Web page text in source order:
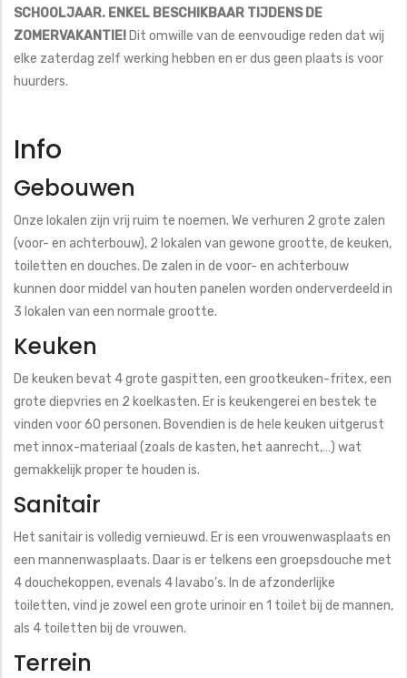
SCHOOLJAAR. ENKEL BESCHIKBAAR TIJDENS DE
ZOMERVAKANTIE! Dit omwille van de eenvoudige reden dat wij
elke zaterdag zelf werking hebben en er dus geen plaats is voor
huurders.
Info
Gebouwen
Onze lokalen zijn vrij ruim te noemen. We verhuren 2 grote zalen
(voor- en achterbouw), 2 lokalen van gewone grootte, de keuken,
toiletten en douches. De zalen in de voor- en achterbouw
kunnen door middel van houten panelen worden onderverdeeld in
3 lokalen van een normale grootte.
Keuken
De keuken bevat 4 grote gaspitten, een grootkeuken-fritex, een
grote diepvries en 2 koelkasten. Er is keukengerei en bestek te
vinden voor 60 personen. Bovendien is de hele keuken uitgerust
met innox-materiaal (zoals de kasten, het aanrecht,…) wat
gemakkelijk proper te houden is.
Sanitair
Het sanitair is volledig vernieuwd. Er is een vrouwenwasplaats en
een mannenwasplaats. Daar is er telkens een groepsdouche met
4 douchekoppen, evenals 4 lavabo’s. In de afzonderlijke
toiletten, vind je zowel een grote urinoir en 1 toilet bij de mannen,
als 4 toiletten bij de vrouwen.
Terrein